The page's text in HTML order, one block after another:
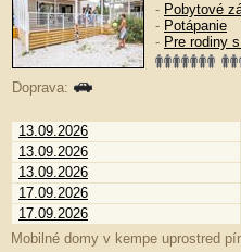
- Pobytové
- Potápanie
- Pre rodiny
Doprava:
13.09.2026
13.09.2026
13.09.2026
17.09.2026
17.09.2026
Mobilné domy v kempe uprostred